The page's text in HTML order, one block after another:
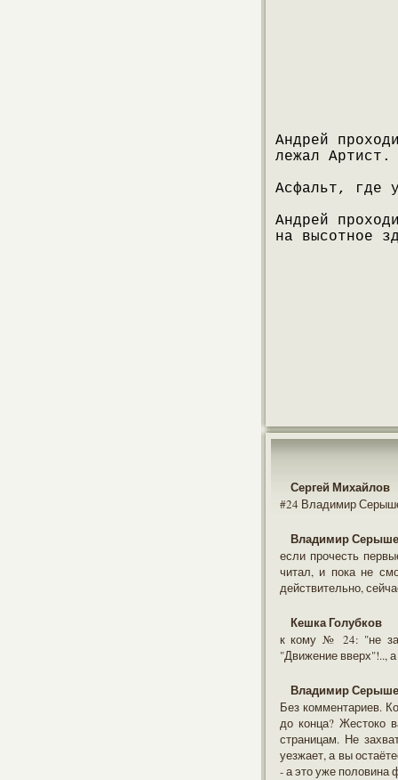
Андрей
лежал Артист.
Асфальт, где
Андрей
на высотное
Сергей Михайлов
#24 Владимир
Владимир
если прочесть
читал, и пока не
действительно,
Кешка Голубков
к кому № 24: "не
"Движение вверх"!..,
Владимир
Без комментариев.
до конца? Жестоко
страницам. Не
уезжает, а вы
- а это уже половина